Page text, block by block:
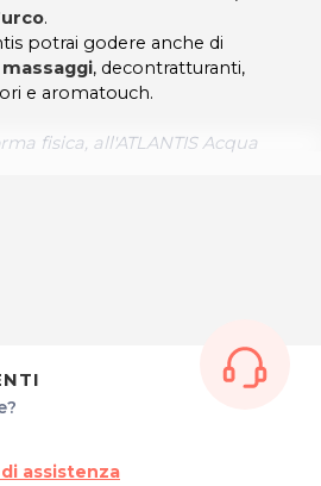
.
potrai godere anche di
, decontratturanti,
e aromatouch.
fisica, all'ATLANTIS Acqua
in data 06/02/2018
(UD)
assistenza